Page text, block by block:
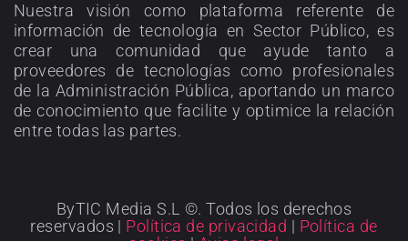
Nuestra visión como plataforma referente de
información de tecnología en Sector Público, es
crear una comunidad que ayude tanto a
proveedores de tecnologías como profesionales
de la Administración Pública, aportando un marco
de conocimiento que facilite y optimice la relación
entre todas las partes.
ByTIC Media S.L ©. Todos los derechos
reservados | Política de privacidad | Política de